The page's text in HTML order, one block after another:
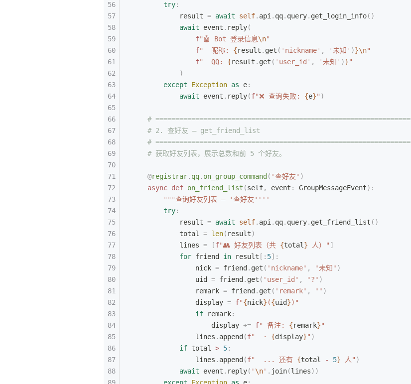
        try
:
            result
= await self. api . qq. query. get_login_info()
            await
event . reply(
                f
"🤖 Bot 登录信息\n"
                f
"  昵称: {result . get ( ' nickname' , ' 未知 ' )}\n"
                f
"  QQ: {result . get ( ' user_id ' , ' 未知 ' )}"
            )
        except
Exception as e:
            await
event . reply(f"❌ 查询失败: {e}" )
    # ================================================================
    # 2. 查好友 — get_friend_list
    # ================================================================
    # 获取好友列表，展示总数和前 5 个好友。
    @
registrar. qq. on_group_command ( "查好友" )
    async
def on_friend_list (self, event : GroupMessageEvent):
        """
查询好友列表 — '查好友' """
        try
:
            result
= await self. api . qq. query. get_friend_list ()
            total
= len( result)
            lines
= [f"👥 好友列表（共 {total } 人）" ]
            for
friend in result [: 5]:
                nick
= friend . get ( "nickname" , "未知 " )
                uid
= friend . get ( "user_id " , "?" )
                remark
= friend . get ( " remark" , "" )
                display
= f"{nick} ({uid})"
                if
remark:
                    display
+= f" 备注: {remark}"
                lines
. append (f"  · {display}" )
            if
total > 5:
                lines
. append (f"  ... 还有 {total - 5} 人" )
            await
event . reply( "\n" . join(lines))